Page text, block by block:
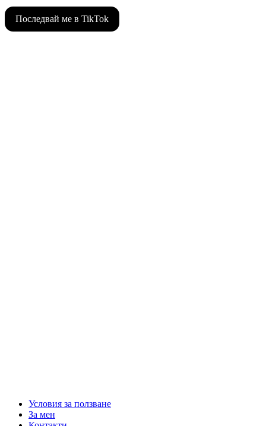
Последвай ме в TikTok
Условия за ползване
За мен